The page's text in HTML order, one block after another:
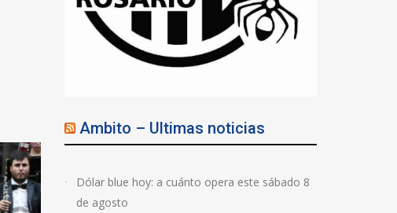
Ambito – Ultimas noticias
Dólar blue hoy: a cuánto opera este sábado 8
de agosto